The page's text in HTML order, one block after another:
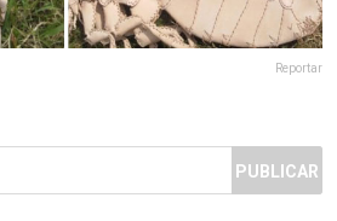
Reportar
PUBLICAR